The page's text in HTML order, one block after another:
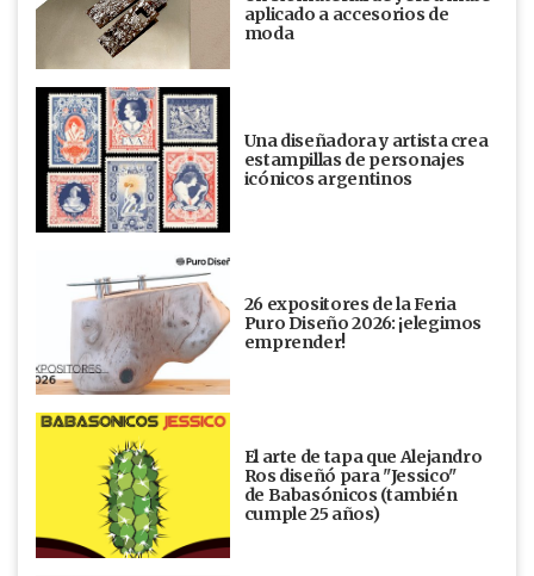
aplicado a accesorios de
moda
Una diseñadora y artista crea
estampillas de personajes
icónicos argentinos
26 expositores de la Feria
Puro Diseño 2026: ¡elegimos
emprender!
El arte de tapa que Alejandro
Ros diseñó para "Jessico"
de Babasónicos (también
cumple 25 años)